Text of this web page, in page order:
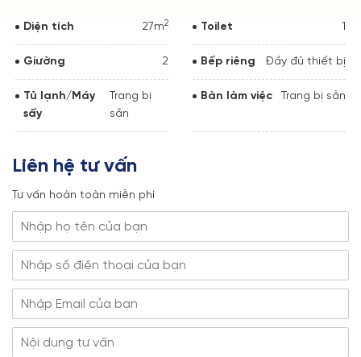
Diện tích 27m2 Toilet 1
Giường 2 Bếp riêng Đầy đủ thiết bị
Tủ lạnh/Máy
sấy
Trang bị
sẵn
Bàn làm việc Trang bị sẵn
Liên hệ tư vấn
Tư vấn hoàn toàn miễn phí